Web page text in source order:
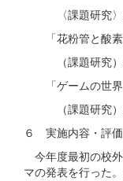
〈課題研究〉6
「花粉管と酸素
（課題研究）4
「ゲームの世界
（課題研究）6
６ 実施内容・評価
今年度最初の校
マの発表を行った